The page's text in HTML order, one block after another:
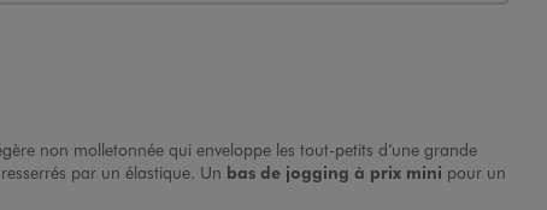
non molletonnée qui enveloppe les tout-petits d’une grande
par un élastique. Un bas de jogging à prix mini pour un